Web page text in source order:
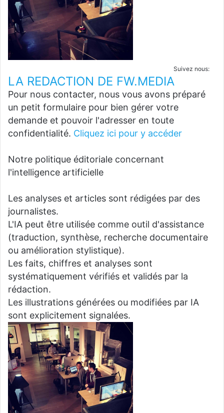
Suivez nous:
LA REDACTION DE FW.MEDIA
Pour nous contacter, nous vous avons préparé
un petit formulaire pour bien gérer votre
demande et pouvoir l'adresser en toute
confidentialité. Cliquez ici pour y accéder
Notre politique éditoriale concernant
l'intelligence artificielle
Les analyses et articles sont rédigées par des
journalistes.
L'IA peut être utilisée comme outil d'assistance
(traduction, synthèse, recherche documentaire
ou amélioration stylistique).
Les faits, chiffres et analyses sont
systématiquement vérifiés et validés par la
rédaction.
Les illustrations générées ou modifiées par IA
sont explicitement signalées.